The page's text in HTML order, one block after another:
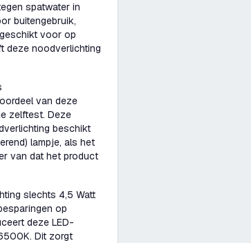
spatwater in
buitengebruik,
voor op
deze noodverlichting
van deze
zelftest. Deze
beschikt
lampje, als het
van dat het product
slechts 4,5 Watt
op
deze LED-
Dit zorgt